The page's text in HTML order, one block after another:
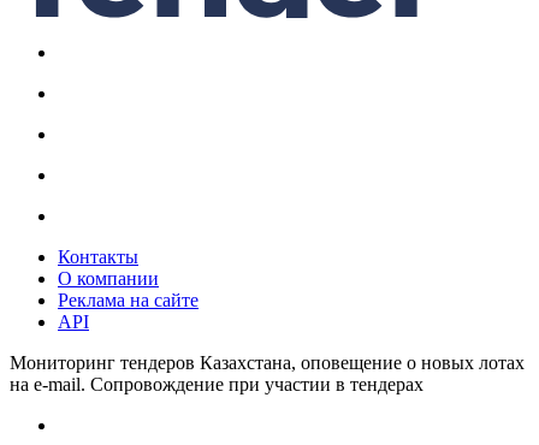
Контакты
О компании
Реклама на сайте
API
Мониторинг тендеров Казахстана, оповещение о новых лотах
на e-mail. Сопровождение при участии в тендерах